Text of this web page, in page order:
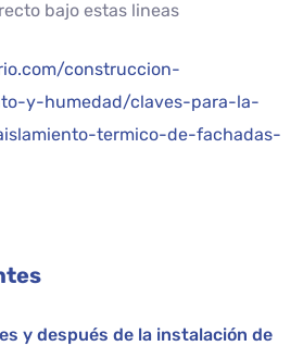
y después de la instalación de
bajo estas lineas
construccion-
y-humedad/claves-para-la-
termico-de-fachadas-